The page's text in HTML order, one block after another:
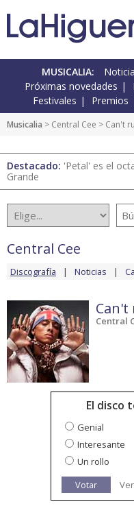
MUSICALIA:
Próximas novedades
Festivales
Premios
Musicalia > Central Cee > Can't
Destacado: 'Petal' es el
Grande
Central Cee
Discografía Noticias
Can't
Central
El disco
Genial
Interesante
Un rollo
Votar